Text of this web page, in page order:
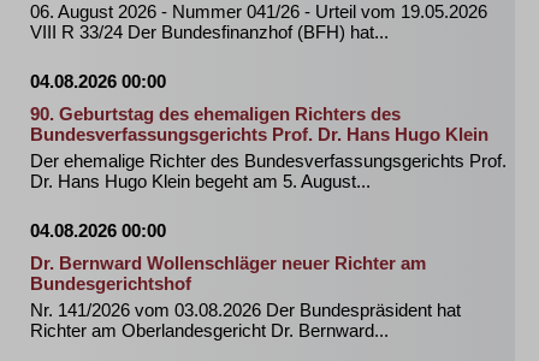
06. August 2026 - Nummer 041/26 - Urteil vom 19.05.2026
VIII R 33/24 Der Bundesfinanzhof (BFH) hat...
04.08.2026 00:00
90. Geburtstag des ehemaligen Richters des
Bundesverfassungsgerichts Prof. Dr. Hans Hugo Klein
Der ehemalige Richter des Bundesverfassungsgerichts Prof.
Dr. Hans Hugo Klein begeht am 5. August...
04.08.2026 00:00
Dr. Bernward Wollenschläger neuer Richter am
Bundesgerichtshof
Nr. 141/2026 vom 03.08.2026 Der Bundespräsident hat
Richter am Oberlandesgericht Dr. Bernward...